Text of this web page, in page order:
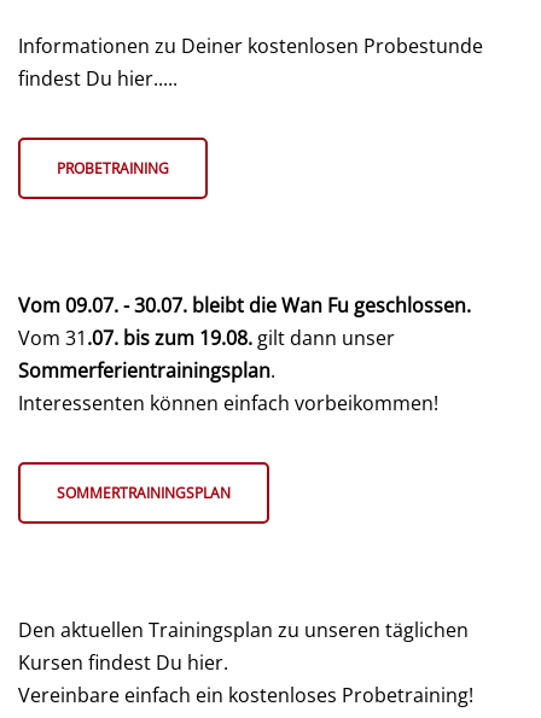
Informationen zu Deiner kostenlosen Probestunde
findest Du hier.....
PROBETRAINING
Vom 09.07. - 30.07. bleibt die Wan Fu geschlossen.
Vom 31.07. bis zum 19.08. gilt dann unser
Sommerferientrainingsplan.
Interessenten können einfach vorbeikommen!
SOMMERTRAININGSPLAN
Den aktuellen Trainingsplan zu unseren täglichen
Kursen findest Du hier.
Vereinbare einfach ein kostenloses Probetraining!